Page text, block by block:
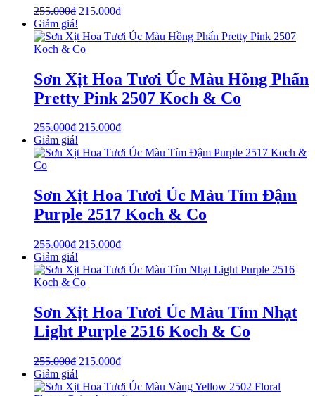
255.000₫ 215.000₫
Giảm giá!
Sơn Xịt Hoa Tươi Úc Màu Hồng Phấn
Pretty Pink 2507 Koch & Co
255.000₫ 215.000₫
Giảm giá!
Sơn Xịt Hoa Tươi Úc Màu Tím Đậm
Purple 2517 Koch & Co
255.000₫ 215.000₫
Giảm giá!
Sơn Xịt Hoa Tươi Úc Màu Tím Nhạt
Light Purple 2516 Koch & Co
255.000₫ 215.000₫
Giảm giá!